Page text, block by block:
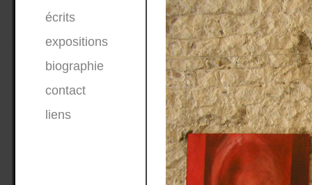
écrits
expositions
biographie
contact
liens